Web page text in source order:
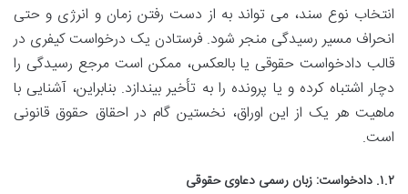
انتخاب نوع سند، می تواند به از دست رفتن زمان و انرژی و حتی
انحراف مسیر رسیدگی منجر شود. فرستادن یک درخواست کیفری در
قالب دادخواست حقوقی یا بالعکس، ممکن است مرجع رسیدگی را
دچار اشتباه کرده و یا پرونده را به تأخیر بیندازد. بنابراین، آشنایی با
ماهیت هر یک از این اوراق، نخستین گام در احقاق حقوق قانونی
است.
۱.۲. دادخواست: زبان رسمی دعاوی حقوقی